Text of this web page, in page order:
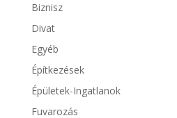
Biznisz
Divat
Egyéb
Építkezések
Épületek-Ingatlanok
Fuvarozás